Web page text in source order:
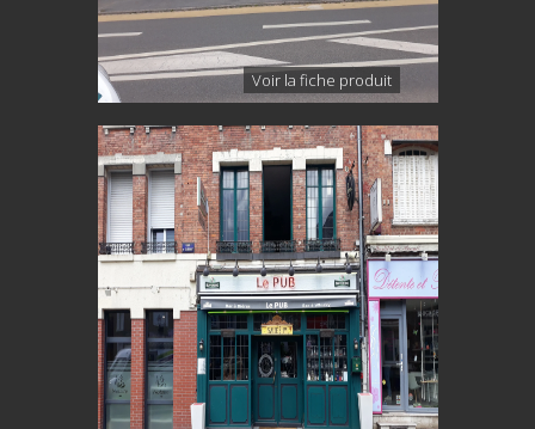
Voir la fiche produit